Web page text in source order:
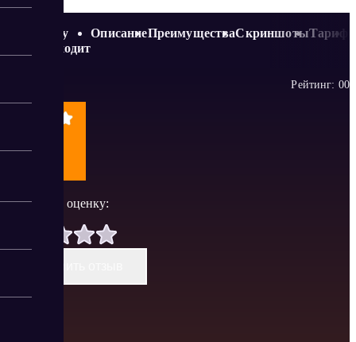
Кому
подходит
ОписаниеПреимуществаСкриншотыТариф
Рейтинг: 00
Поставить оценку: